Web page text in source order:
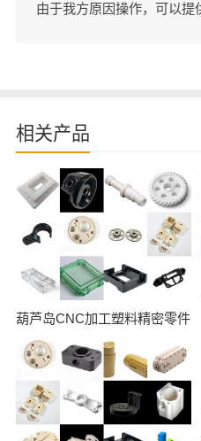
由于我方原因操作，可以提
相关产品
葫芦岛CNC加工塑料精密零件